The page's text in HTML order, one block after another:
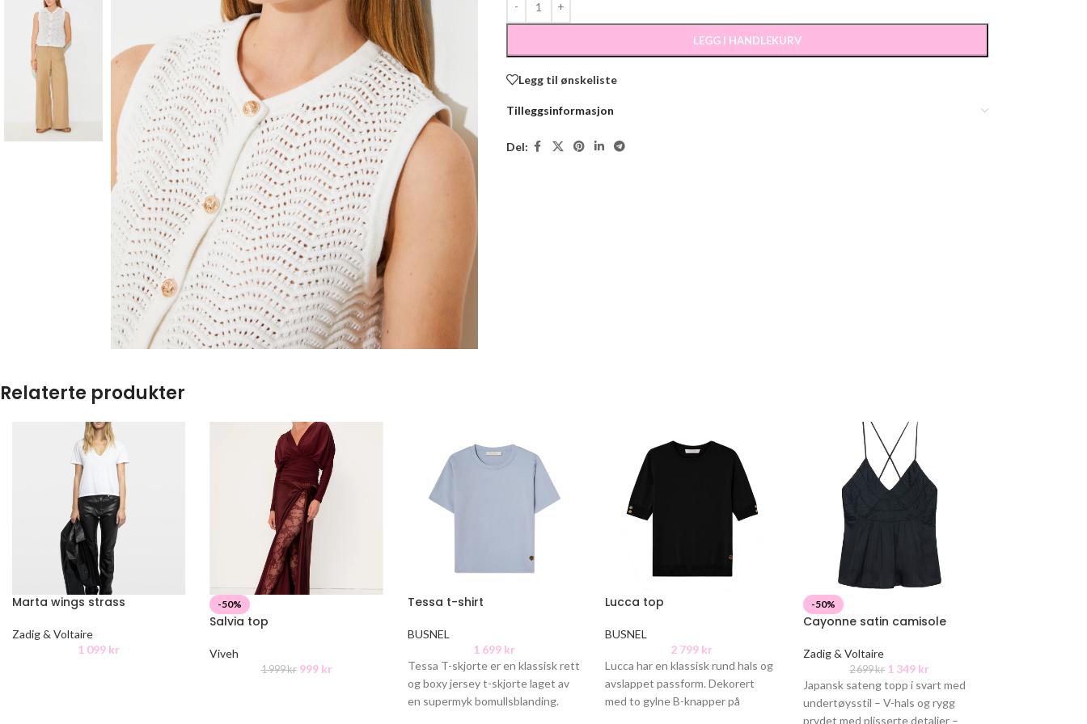
LEGG I HANDLEKURV
Legg til ønskeliste
Tilleggsinformasjon
Del:
Relaterte produkter
Marta wings strass
Zadig & Voltaire
1 099 kr
-50%
Salvia top
Viveh
1 999kr 999 kr
Tessa t-shirt
BUSNEL
1 699 kr
Tessa T-skjorte er en klassisk rett
og boxy jersey t-skjorte laget av
en supermyk bomullsblanding.
Lucca top
BUSNEL
2 799 kr
Lucca har en klassisk rund hals og
avslappet passform. Dekorert
med to gylne B-knapper på
-50%
Cayonne satin camisole
Zadig & Voltaire
2 699kr 1 349 kr
Japansk sateng topp i svart med
undertøysstil – V-hals og rygg
prydet med plisserte detaljer –